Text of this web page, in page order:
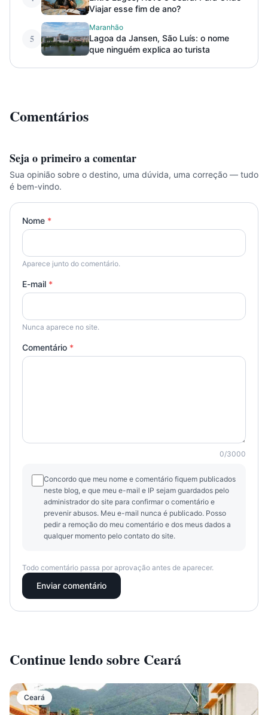
Viajar esse fim de ano?
5
Maranhão
Lagoa da Jansen, São Luís: o nome
que ninguém explica ao turista
Comentários
Seja o primeiro a comentar
Sua opinião sobre o destino, uma dúvida, uma correção — tudo
é bem-vindo.
Nome *
Aparece junto do comentário.
E-mail *
Nunca aparece no site.
Comentário *
0/3000
Concordo que meu nome e comentário fiquem publicados
neste blog, e que meu e-mail e IP sejam guardados pelo
administrador do site para confirmar o comentário e
prevenir abusos. Meu e-mail nunca é publicado. Posso
pedir a remoção do meu comentário e dos meus dados a
qualquer momento pelo contato do site.
Todo comentário passa por aprovação antes de aparecer.
Enviar comentário
Continue lendo sobre Ceará
Ceará